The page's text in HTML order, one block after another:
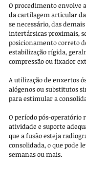
O procedimento envolve
da cartilagem articular
se necessário, das
intertársicas proximais,
posicionamento correto
estabilização rígida,
compressão ou fixador
A utilização de enxertos
alógenos ou substitutos
para estimular a
O período pós-operatório
atividade e suporte
que a fusão esteja
consolidada, o que pode
semanas ou mais.